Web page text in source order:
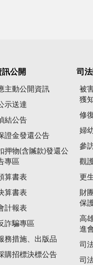
訊公開
主動公開資訊
示送達
結公告
證金發還公告
押物(含贓款)發還公
專區
算書表
算書表
計報表
詐騙專區
務措施、出版品
購招標決標公告
司
被
獲
修
婦
參
觀
更
財
保
高
進
司
司